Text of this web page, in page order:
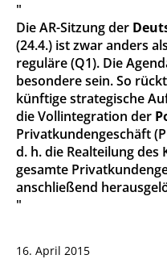
"
Die AR-Sitzung der
(24.4.) ist zwar anders
reguläre (Q1). Die
besondere sein. So
künftige strategische
die Vollintegration der
Privatkundengeschäft
d. h. die Realteilung des
gesamte
anschließend
"
16. April 2015